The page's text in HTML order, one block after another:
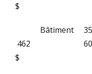
$
462
$
Bâtiment